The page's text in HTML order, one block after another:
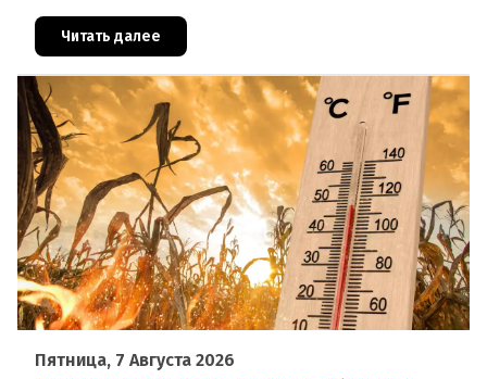
показателя по ЕС (34,9 евро). Особенно наглядно
конкурентное о
Читать далее
Пятница, 7 Августа 2026